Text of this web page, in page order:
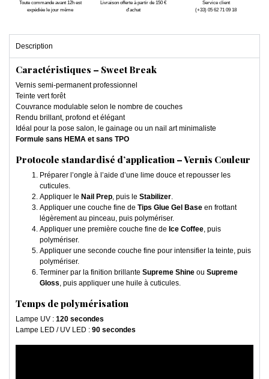
Toute commande avant 12h est
expédiée le jour même
Livraison offerte à partir de 150 €
d'achat
Service client
(+33) 05 62 71 09 18
Description
Caractéristiques – Sweet Break
Vernis semi-permanent professionnel
Teinte vert forêt
Couvrance modulable selon le nombre de couches
Rendu brillant, profond et élégant
Idéal pour la pose salon, le gainage ou un nail art minimaliste
Formule sans HEMA et sans TPO
Protocole standardisé d’application – Vernis Couleur
Préparer l’ongle à l’aide d’une lime douce et repousser les
cuticules.
Appliquer le Nail Prep, puis le Stabilizer.
Appliquer une couche fine de Tips Glue Gel Base en frottant
légèrement au pinceau, puis polymériser.
Appliquer une première couche fine de Ice Coffee, puis
polymériser.
Appliquer une seconde couche fine pour intensifier la teinte, puis
polymériser.
Terminer par la finition brillante Supreme Shine ou Supreme
Gloss, puis appliquer une huile à cuticules.
Temps de polymérisation
Lampe UV : 120 secondes
Lampe LED / UV LED : 90 secondes